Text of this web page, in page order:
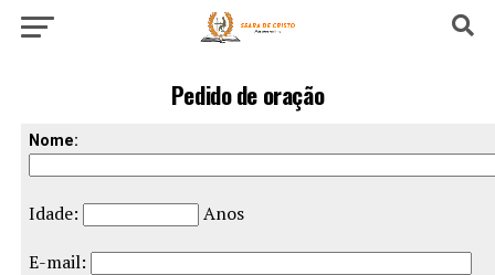
Pedido de oração
Nome:
Idade:
Anos
E-mail: